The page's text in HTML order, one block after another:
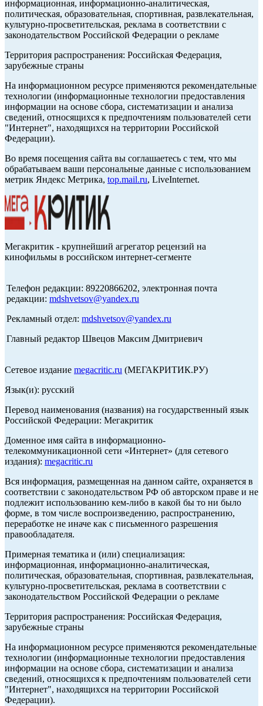
информационная, информационно-аналитическая,
политическая, образовательная, спортивная, развлекательная,
культурно-просветительская, реклама в соответствии с
законодательством Российской Федерации о рекламе
Территория распространения: Российская Федерация,
зарубежные страны
На информационном ресурсе применяются рекомендательные
технологии (информационные технологии предоставления
информации на основе сбора, систематизации и анализа
сведений, относящихся к предпочтениям пользователей сети
"Интернет", находящихся на территории Российской
Федерации).
Во время посещения сайта вы соглашаетесь с тем, что мы
обрабатываем ваши персональные данные с использованием
метрик Яндекс Метрика, top.mail.ru, LiveInternet.
Мегакритик - крупнейший агрегатор рецензий на
кинофильмы в российском интернет-сегменте
Телефон редакции: 89220866202, электронная почта
редакции: mdshvetsov@yandex.ru
Рекламный отдел: mdshvetsov@yandex.ru
Главный редактор Швецов Максим Дмитриевич
Сетевое издание megacritic.ru (МЕГАКРИТИК.РУ)
Язык(и): русский
Перевод наименования (названия) на государственный язык
Российской Федерации: Мегакритик
Доменное имя сайта в информационно-
телекоммуникационной сети «Интернет» (для сетевого
издания): megacritic.ru
Вся информация, размещенная на данном сайте, охраняется в
соответствии с законодательством РФ об авторском праве и не
подлежит использованию кем-либо в какой бы то ни было
форме, в том числе воспроизведению, распространению,
переработке не иначе как с письменного разрешения
правообладателя.
Примерная тематика и (или) специализация:
информационная, информационно-аналитическая,
политическая, образовательная, спортивная, развлекательная,
культурно-просветительская, реклама в соответствии с
законодательством Российской Федерации о рекламе
Территория распространения: Российская Федерация,
зарубежные страны
На информационном ресурсе применяются рекомендательные
технологии (информационные технологии предоставления
информации на основе сбора, систематизации и анализа
сведений, относящихся к предпочтениям пользователей сети
"Интернет", находящихся на территории Российской
Федерации).